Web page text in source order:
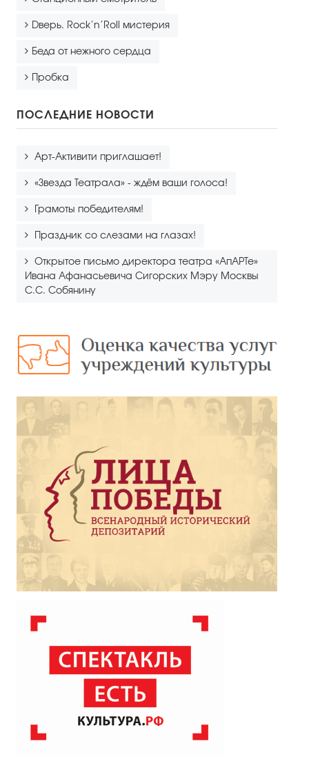
Dверь. Rock’n’Roll мистерия
Беда от нежного сердца
Пробка
ПОСЛЕДНИЕ НОВОСТИ
Арт-Активити приглашает!
«Звезда Театрала» - ждём ваши голоса!
Грамоты победителям!
Праздник со слезами на глазах!
Открытое письмо директора театра «АпАРТе»
Ивана Афанасьевича Сигорских Мэру Москвы
С.С. Собянину